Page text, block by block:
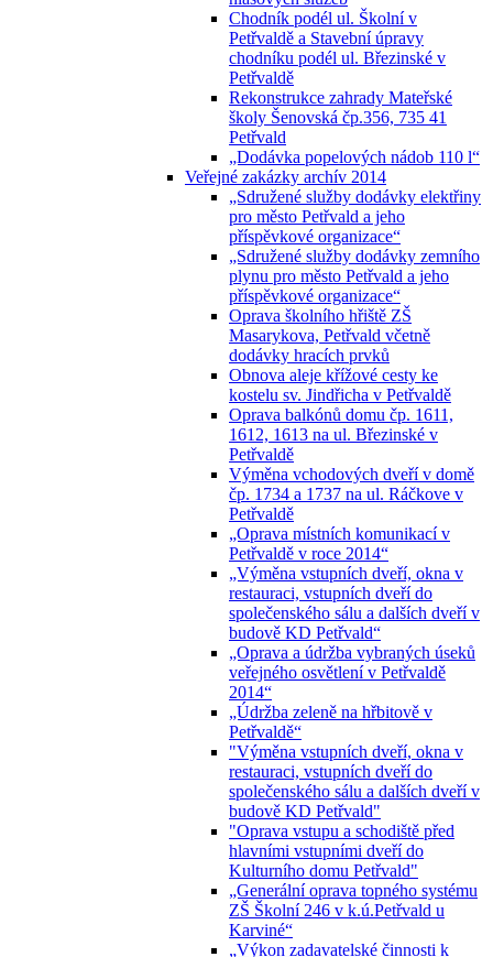
Chodník podél ul. Školní v
Petřvaldě a Stavební úpravy
chodníku podél ul. Březinské v
Petřvaldě
Rekonstrukce zahrady Mateřské
školy Šenovská čp.356, 735 41
Petřvald
„Dodávka popelových nádob 110 l“
Veřejné zakázky archív 2014
„Sdružené služby dodávky elektřiny
pro město Petřvald a jeho
příspěvkové organizace“
„Sdružené služby dodávky zemního
plynu pro město Petřvald a jeho
příspěvkové organizace“
Oprava školního hřiště ZŠ
Masarykova, Petřvald včetně
dodávky hracích prvků
Obnova aleje křížové cesty ke
kostelu sv. Jindřicha v Petřvaldě
Oprava balkónů domu čp. 1611,
1612, 1613 na ul. Březinské v
Petřvaldě
Výměna vchodových dveří v domě
čp. 1734 a 1737 na ul. Ráčkove v
Petřvaldě
„Oprava místních komunikací v
Petřvaldě v roce 2014“
„Výměna vstupních dveří, okna v
restauraci, vstupních dveří do
společenského sálu a dalších dveří v
budově KD Petřvald“
„Oprava a údržba vybraných úseků
veřejného osvětlení v Petřvaldě
2014“
„Údržba zeleně na hřbitově v
Petřvaldě“
"Výměna vstupních dveří, okna v
restauraci, vstupních dveří do
společenského sálu a dalších dveří v
budově KD Petřvald"
"Oprava vstupu a schodiště před
hlavními vstupními dveří do
Kulturního domu Petřvald"
„Generální oprava topného systému
ZŠ Školní 246 v k.ú.Petřvald u
Karviné“
„Výkon zadavatelské činnosti k